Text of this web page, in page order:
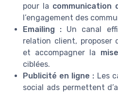
pour la communication
l’engagement des
Emailing : Un canal
relation client, proposer
et accompagner la
ciblées.
Publicité en ligne : Les
social ads permettent